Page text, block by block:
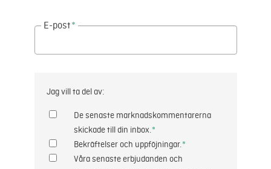
E-post*
Jag vill ta del av:
De senaste marknadskommentarerna
skickade till din inbox.*
Bekräftelser och uppföjningar.*
Våra senaste erbjudanden och